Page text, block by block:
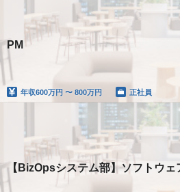
PM
年収600万円 〜 800万円 正社員
【BizOpsシステム部】ソフトウ